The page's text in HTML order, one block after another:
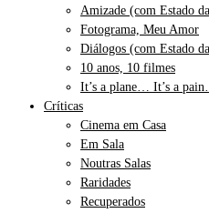
Amizade (com Estado
Fotograma, Meu Amor
Diálogos (com Estado
10 anos, 10 filmes
It’s a plane… It’s a
Críticas
Cinema em Casa
Em Sala
Noutras Salas
Raridades
Recuperados